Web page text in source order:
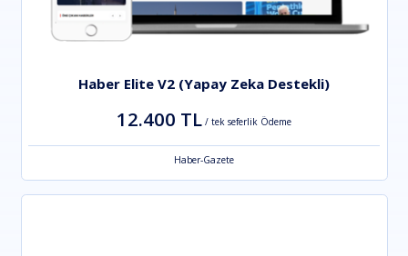
Haber Elite V2 (Yapay Zeka Destekli)
12.400 TL / tek seferlik Ödeme
Haber-Gazete